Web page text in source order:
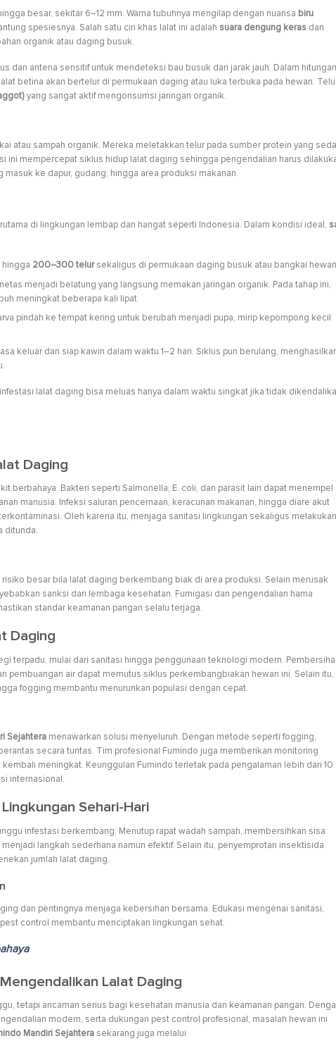
besar, sekitar 6–12 mm. Warna tubuhnya mengilap dengan nuansa biru
spesiesnya. Salah satu ciri khas lalat ini adalah suara dengung keras dan
organik atau daging busuk.
dan antena sensitif untuk mendeteksi bau busuk dari jarak jauh. Dalam hitungan
betina akan bertelur di permukaan daging atau luka terbuka pada hewan.
yang sangat aktif mengonsumsi jaringan organik.
atau sampah organik. Mereka meletakkan telur pada sumber protein yang
ini mempercepat siklus hidup lalat daging sehingga pengendalian harus
ke dapur, gudang, hingga area produksi makanan.
di lingkungan lembap dan hangat seperti Indonesia. Dalam kondisi ideal,
200–300 telursekaligus di permukaan daging busuk atau bangkai
menjadi belatung yang langsung memakan jaringan organik. Pada tahap ini,
meningkat beberapa kali lipat.
pindah ke tempat kering untuk berubah menjadi pupa, mirip kepompong kecil
keluar dan siap kawin dalam waktu 1–2 hari. Siklus pun berulang,
lalat daging bisa meluas hanya dalam waktu singkat jika tidak
Daging
berbahaya. Bakteri seperti Salmonella, E. coli, dan parasit lain dapat menempel
manusia. Infeksi saluran pencernaan, keracunan makanan, hingga diare akut
Oleh karena itu, menjaga sanitasi lingkungan sekaligus melakukan
ditunda.
besar bila lalat daging berkembang biak di area produksi. Selain merusak
sanksi dari lembaga kesehatan. Fumigasi dan pengendalian hama
standar keamanan pangan selalu terjaga.
Daging
terpadu, mulai dari sanitasi hingga penggunaan teknologi modern.
pembuangan air dapat memutus siklus perkembangbiakan hewan ini. Selain itu,
fogging membantu menurunkan populasi dengan cepat.
Sejahtera menawarkan solusi menyeluruh. Dengan metode seperti fogging,
secara tuntas. Tim profesional Fumindo juga memberikan monitoring
meningkat. Keunggulan Fumindo terletak pada pengalaman lebih dari 10
internasional.
Sehari-Hari
infestasi berkembang. Menutup rapat wadah sampah, membersihkan sisa
langkah sederhana namun efektif. Selain itu, penyemprotan insektisida
jumlah lalat daging.
dan pentingnya menjaga kebersihan bersama. Edukasi mengenai sanitasi,
control membantu menciptakan lingkungan sehat.
Lalat Daging
tetapi ancaman serius bagi kesehatan manusia dan keamanan pangan.
modern, serta dukungan pest control profesional, masalah hewan ini
Mandiri Sejahtera sekarang juga melalui